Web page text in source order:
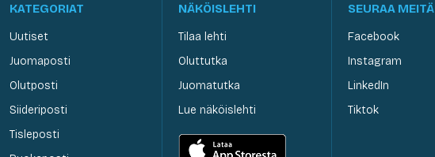
KATEGORIAT
Uutiset
Juomaposti
Olutposti
Siideriposti
Tisleposti
NÄKÖISLEHTI
Tilaa lehti
Oluttutka
Juomatutka
Lue näköislehti
SEURAA MEITÄ
Facebook
Instagram
LinkedIn
Tiktok